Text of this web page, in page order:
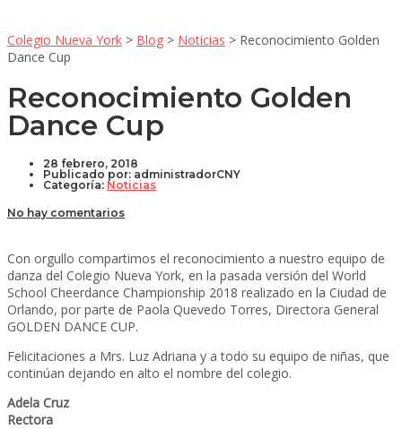
Colegio Nueva York > Blog > Noticias > Reconocimiento Golden
Dance Cup
Reconocimiento Golden
Dance Cup
28 febrero, 2018
Publicado por: administradorCNY
Categoría: Noticias
No hay comentarios
Con orgullo compartimos el reconocimiento a nuestro equipo de
danza del Colegio Nueva York, en la pasada versión del World
School Cheerdance Championship 2018 realizado en la Ciudad de
Orlando, por parte de Paola Quevedo Torres, Directora General
GOLDEN DANCE CUP.
Felicitaciones a Mrs. Luz Adriana y a todo su equipo de niñas, que
continúan dejando en alto el nombre del colegio.
Adela Cruz
Rectora